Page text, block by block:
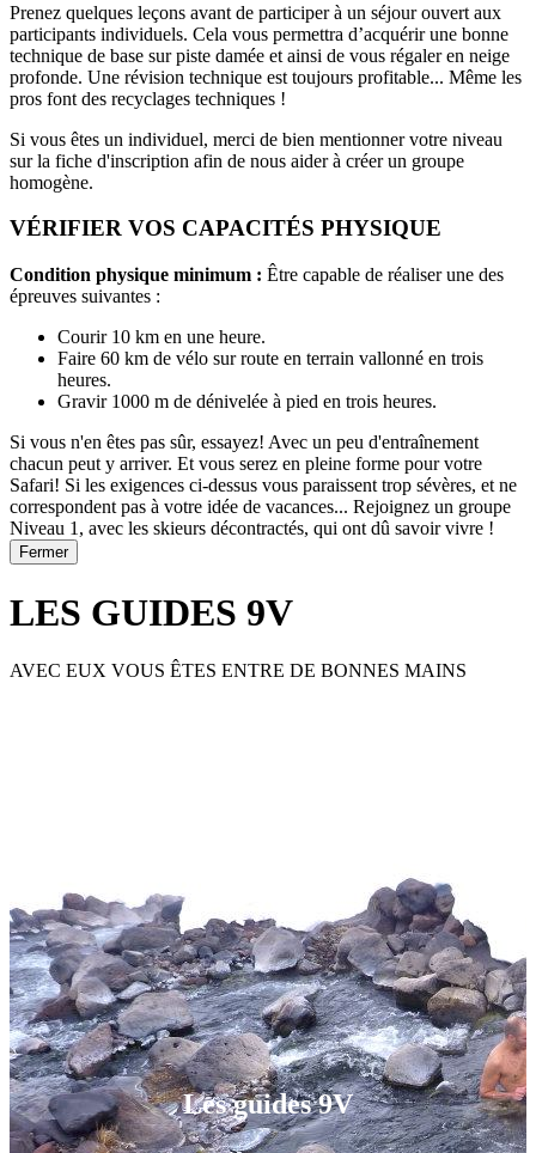
Prenez quelques leçons avant de participer à un séjour ouvert aux
participants individuels. Cela vous permettra d’acquérir une bonne
technique de base sur piste damée et ainsi de vous régaler en neige
profonde. Une révision technique est toujours profitable... Même les
pros font des recyclages techniques !
Si vous êtes un individuel, merci de bien mentionner votre niveau
sur la fiche d'inscription afin de nous aider à créer un groupe
homogène.
VÉRIFIER VOS CAPACITÉS PHYSIQUE
Condition physique minimum : Être capable de réaliser une des
épreuves suivantes :
Courir 10 km en une heure.
Faire 60 km de vélo sur route en terrain vallonné en trois
heures.
Gravir 1000 m de dénivelée à pied en trois heures.
Si vous n'en êtes pas sûr, essayez! Avec un peu d'entraînement
chacun peut y arriver. Et vous serez en pleine forme pour votre
Safari! Si les exigences ci-dessus vous paraissent trop sévères, et ne
correspondent pas à votre idée de vacances... Rejoignez un groupe
Niveau 1, avec les skieurs décontractés, qui ont dû savoir vivre !
Fermer
LES GUIDES 9V
AVEC EUX VOUS ÊTES ENTRE DE BONNES MAINS
Les guides 9V